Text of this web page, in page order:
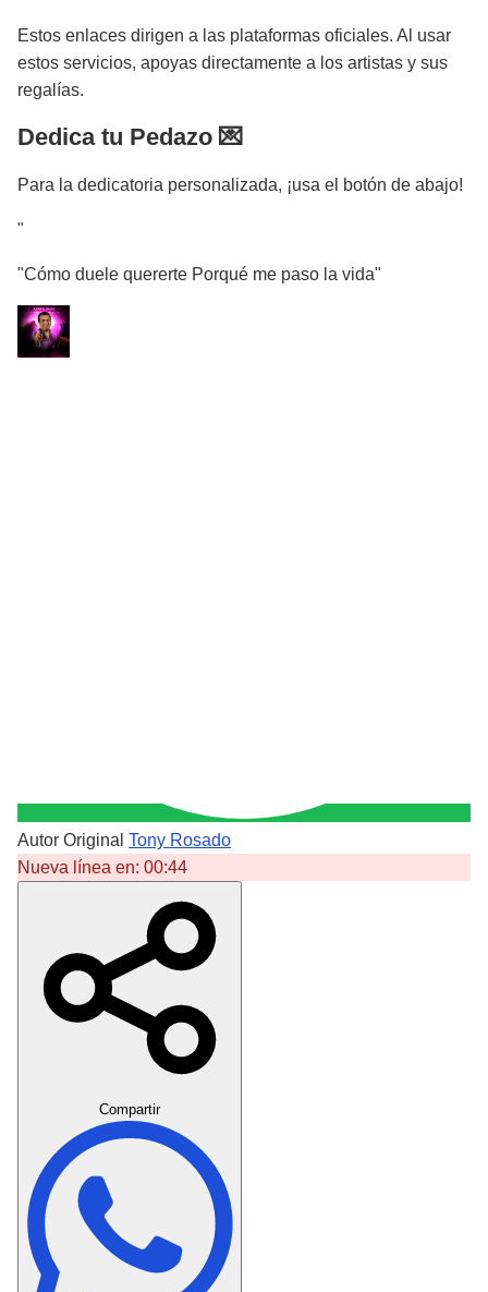
Estos enlaces dirigen a las plataformas oficiales. Al usar
estos servicios, apoyas directamente a los artistas y sus
regalías.
Dedica tu Pedazo 💌
Para la dedicatoria personalizada, ¡usa el botón de abajo!
"
"Cómo duele quererte Porqué me paso la vida"
Autor Original Tony Rosado
Nueva línea en: 00:44
Compartir